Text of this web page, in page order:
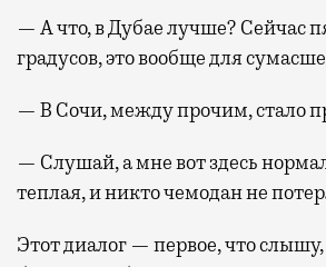
— А что, в Дубае лучше? Сейчас
градусов, это вообще для
— В Сочи, между прочим, стало
— Слушай, а мне вот здесь
теплая, и никто чемодан не
Этот диалог — первое, что